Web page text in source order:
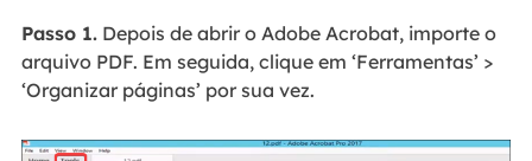
Passo 1.Depois de abrir o Adobe Acrobat, importe o
arquivo PDF. Em seguida, clique em ‘Ferramentas’ >
‘Organizar páginas’ por sua vez.